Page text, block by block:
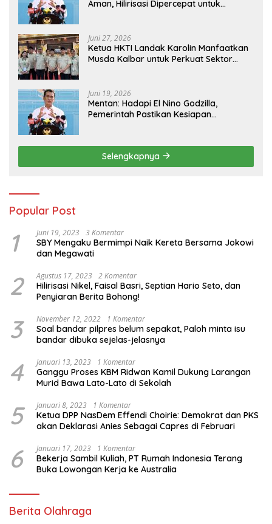
Aman, Hilirisasi Dipercepat untuk
Juni 27, 2026
Ketua HKTI Landak Karolin Manfaatkan
Musda Kalbar untuk Perkuat Sektor
Juni 19, 2026
Mentan: Hadapi El Nino Godzilla,
Pemerintah Pastikan Kesiapan
Selengkapnya
Popular Post
1 Juni 19, 2023 3 Komentar
SBY Mengaku Bermimpi Naik Kereta Bersama Jokowi
dan Megawati
2 Agustus 17, 2023 2 Komentar
Hilirisasi Nikel, Faisal Basri, Septian Hario Seto, dan
Penyiaran Berita Bohong!
3 November 12, 2022 1 Komentar
Soal bandar pilpres belum sepakat, Paloh minta isu
bandar dibuka sejelas-jelasnya
4 Januari 13, 2023 1 Komentar
Ganggu Proses KBM Ridwan Kamil Dukung Larangan
Murid Bawa Lato-Lato di Sekolah
5 Januari 8, 2023 1 Komentar
Ketua DPP NasDem Effendi Choirie: Demokrat dan PKS
akan Deklarasi Anies Sebagai Capres di Februari
6 Januari 17, 2023 1 Komentar
Bekerja Sambil Kuliah, PT Rumah Indonesia Terang
Buka Lowongan Kerja ke Australia
Berita Olahraga